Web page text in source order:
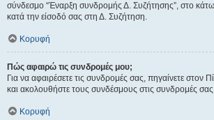
σύνδεσμο “Έναρξη συνδρομής Δ. Συζήτησης”, στο
κατά την είσοδό σας στη Δ. Συζήτηση.
Κορυφή
Πώς αφαιρώ τις συνδρομές μου;
Για να αφαιρέσετε τις συνδρομές σας, πηγαίνετε στον
και ακολουθήστε τους συνδέσμους στις συνδρομές
Κορυφή